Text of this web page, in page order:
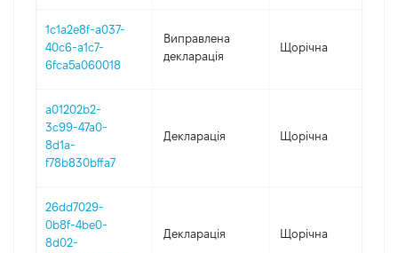
1c1a2e8f-a037-
40c6-a1c7-
6fca5a060018
Виправлена
декларація
Щорічна
a01202b2-
3c99-47a0-
8d1a-
f78b830bffa7
Декларація Щорічна
26dd7029-
0b8f-4be0-
8d02-
Декларація Щорічна